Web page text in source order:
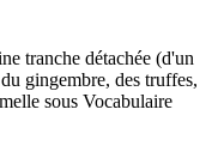
tranche détachée (d'un
gingembre, des truffes,
sous Vocabulaire